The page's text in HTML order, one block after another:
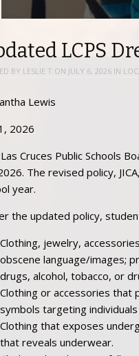
LCPS
BY LESLIE T ON JULY 6, 2026 IN
Lewis
2026
Cruces Public Schools
The revised policy,
year.
the updated policy,
Clothing, jewelry,
obscene language/images;
drugs, alcohol, tobacco, or
Clothing or accessories that
symbols targeting
Clothing that exposes
that reveals underwear.